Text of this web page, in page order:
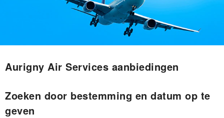
Aurigny Air Services aanbiedingen
Zoeken door bestemming en datum op te
geven